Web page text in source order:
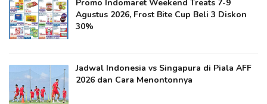
Promo Indomaret Weekend Treats 7-9
Agustus 2026, Frost Bite Cup Beli 3 Diskon
30%
Jadwal Indonesia vs Singapura di Piala AFF
2026 dan Cara Menontonnya